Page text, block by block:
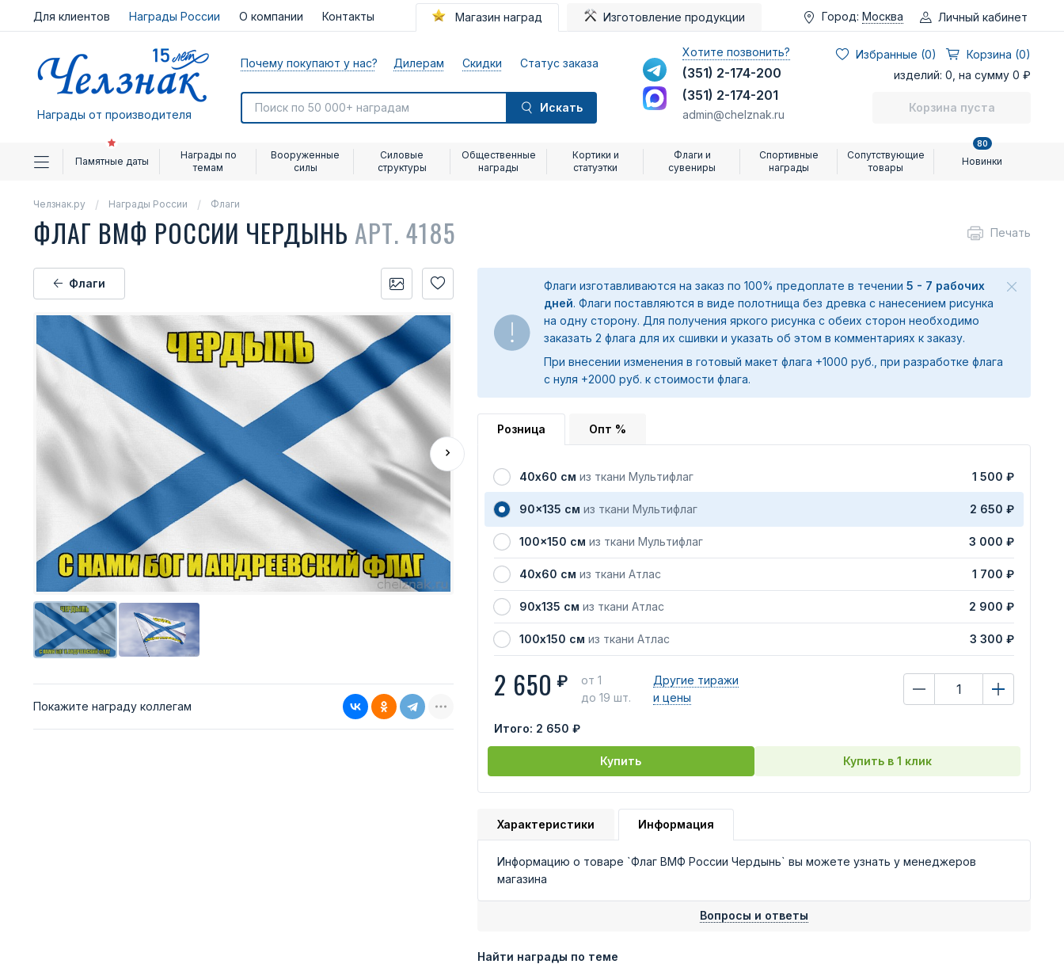
Для клиентов Награды России О компании Контакты Магазин наград Изготовление продукции Город: Москва Личный кабинет
Награды от производителя
Почему покупают у нас? Дилерам Скидки Статус заказа
Искать
Хотите позвонить?
(351) 2-174-200
(351) 2-174-201
admin@chelznak.ru
Избранные (0)
Корзина (0)
изделий: 0, на сумму 0 ₽
Корзина пуста
Памятные даты
Награды по
темам
Вооруженные
силы
Силовые
структуры
Общественные
награды
Кортики и
статуэтки
Флаги и
сувениры
Спортивные
награды
Сопутствующие
товары
Новинки
80
Челзнак.ру Награды России Флаги
ФЛАГ ВМФ РОССИИ ЧЕРДЫНЬ АРТ. 4185 Печать
Флаги
Покажите награду коллегам
Флаги изготавливаются на заказ по 100% предоплате в течении 5 - 7 рабочих
дней. Флаги поставляются в виде полотнища без древка с нанесением рисунка
на одну сторону. Для получения яркого рисунка с обеих сторон необходимо
заказать 2 флага для их сшивки и указать об этом в комментариях к заказу.
При внесении изменения в готовый макет флага +1000 руб., при разработке флага
с нуля +2000 руб. к стоимости флага.
Розница Опт %
40х60 см из ткани Мультифлаг 1 500 ₽
90x135 см из ткани Мультифлаг 2 650 ₽
100x150 см из ткани Мультифлаг 3 000 ₽
40х60 см из ткани Атлас 1 700 ₽
90х135 см из ткани Атлас 2 900 ₽
100х150 см из ткани Атлас 3 300 ₽
2 650 ₽
от 1
до 19 шт.
Другие тиражи
и цены
Итого: 2 650 ₽
Купить Купить в 1 клик
Характеристики Информация
Информацию о товаре `Флаг ВМФ России Чердынь` вы можете узнать у менеджеров
магазина
Вопросы и ответы
Найти награды по теме